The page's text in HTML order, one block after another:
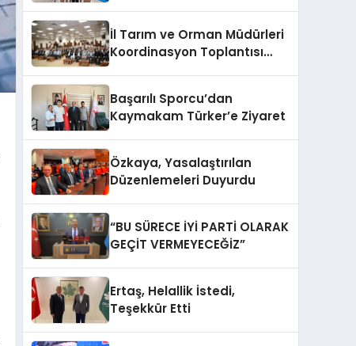
İl Tarım ve Orman Müdürleri
Koordinasyon Toplantısı
Başarılı Sporcu’dan
Kaymakam Türker’e Ziyaret
Özkaya, Yasalaştırılan
Düzenlemeleri Duyurdu
“BU SÜRECE İYİ PARTİ OLARAK
GEÇİT VERMEYECEĞİZ”
Ertaş, Helallik İstedi,
Teşekkür Etti